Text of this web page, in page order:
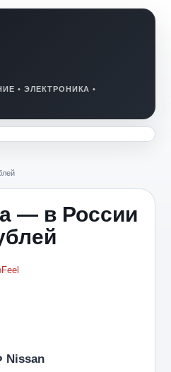
— в России
Nissan